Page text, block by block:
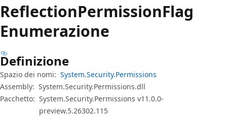
ReflectionPermissionFlag
Enumerazione
Definizione
Spazio dei nomi: System.Security.Permissions
Assembly: System.Security.Permissions.dll
Pacchetto: System.Security.Permissions v11.0.0-
preview.5.26302.115